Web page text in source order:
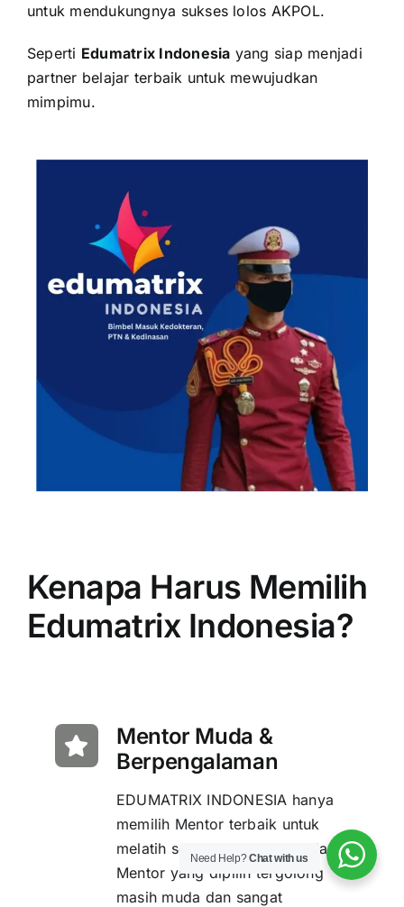
untuk mendukungnya sukses lolos AKPOL.
Seperti Edumatrix Indonesia yang siap menjadi
partner belajar terbaik untuk mewujudkan
mimpimu.
Kenapa Harus Memilih
Edumatrix Indonesia?
Mentor Muda &
Berpengalaman
EDUMATRIX INDONESIA hanya
memilih Mentor terbaik untuk
melatih setiap Siswanya. Setiap
Mentor yang dipilih tergolong
masih muda dan sangat
Need Help?Chat with us